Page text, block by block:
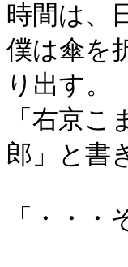
時間は、
僕は傘を
り出す。
「右京
郎」と書
「・・